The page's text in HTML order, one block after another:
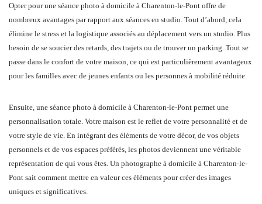
Opter pour une séance photo à domicile à Charenton-le-Pont offre de
nombreux avantages par rapport aux séances en studio. Tout d’abord, cela
élimine le stress et la logistique associés au déplacement vers un studio. Plus
besoin de se soucier des retards, des trajets ou de trouver un parking. Tout se
passe dans le confort de votre maison, ce qui est particulièrement avantageux
pour les familles avec de jeunes enfants ou les personnes à mobilité réduite.
Ensuite, une séance photo à domicile à Charenton-le-Pont permet une
personnalisation totale. Votre maison est le reflet de votre personnalité et de
votre style de vie. En intégrant des éléments de votre décor, de vos objets
personnels et de vos espaces préférés, les photos deviennent une véritable
représentation de qui vous êtes. Un photographe à domicile à Charenton-le-
Pont sait comment mettre en valeur ces éléments pour créer des images
uniques et significatives.